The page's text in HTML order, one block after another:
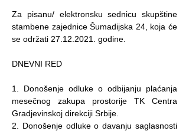
Za pisanu/ elektronsku sednicu skupštine
stambene zajednice Šumadijska 24, koja će
se održati 27.12.2021 . godine.
DNEVNI RED
1. Donošenje odluke o odbijanju plaćanja
mesečnog zakupa prostorije TK Centra
Gradjevinskoj direkciji Srbije.
2. Donošenje odluke o davanju saglasnosti